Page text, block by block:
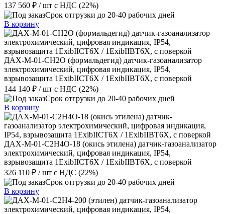
137 560 ₽ / шт с НДС (22%)
Срок отгрузки до 20-40 рабочих дней
В корзину
ДАХ-М-01-CH2O (формальдегид) датчик-газоанализатор
электрохимический, цифровая индикация, IP54,
взрывозащита 1ExibIICT6X / 1ExibIIBT6X, с поверкой
144 140 ₽ / шт с НДС (22%)
Срок отгрузки до 20-40 рабочих дней
В корзину
ДАХ-М-01-C2H4O-18 (окись этилена) датчик-газоанализатор
электрохимический, цифровая индикация, IP54,
взрывозащита 1ExibIICT6X / 1ExibIIBT6X, с поверкой
326 110 ₽ / шт с НДС (22%)
Срок отгрузки до 20-40 рабочих дней
В корзину